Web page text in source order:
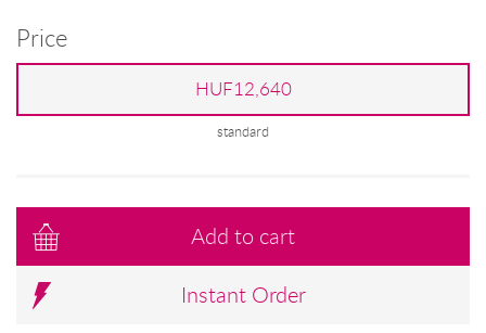
Price
HUF12,640
standard
Add to cart
Instant Order